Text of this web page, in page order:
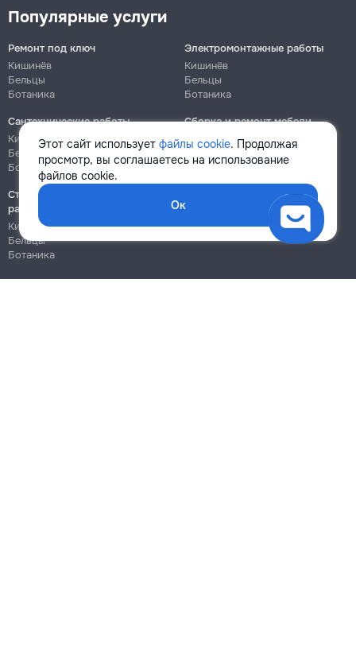
Этот сайт использует файлы cookie. Продолжая
просмотр, вы соглашаетесь на использование
файлов cookie.
Ок
Популярные услуги
Ремонт под ключ
Кишинёв
Бельцы
Ботаника
Электромонтажные работы
Кишинёв
Бельцы
Ботаника
Сантехнические работы
Кишинёв
Бельцы
Ботаника
Сборка и ремонт мебели
Кишинёв
Ботаника
Строительно-монтажные
работы
Кишинёв
Бельцы
Ботаника